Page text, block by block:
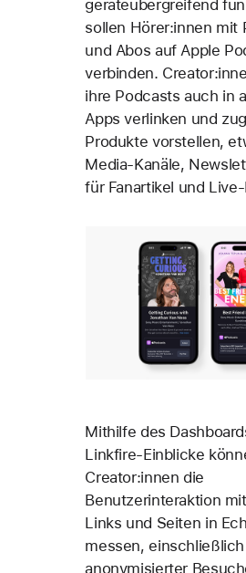
geräteübergreifend
sollen Hörer:innen mit
und Abos auf Apple
verbinden.
ihre Podcasts auch in
Apps verlinken und
Produkte vorstellen,
Media-Kanäle,
für Fanartikel und
Mithilfe des
Linkfire-Einblicke
Creator:innen die
Benutzerinteraktion
Links und Seiten in
messen, einschließlich
anonymisierter